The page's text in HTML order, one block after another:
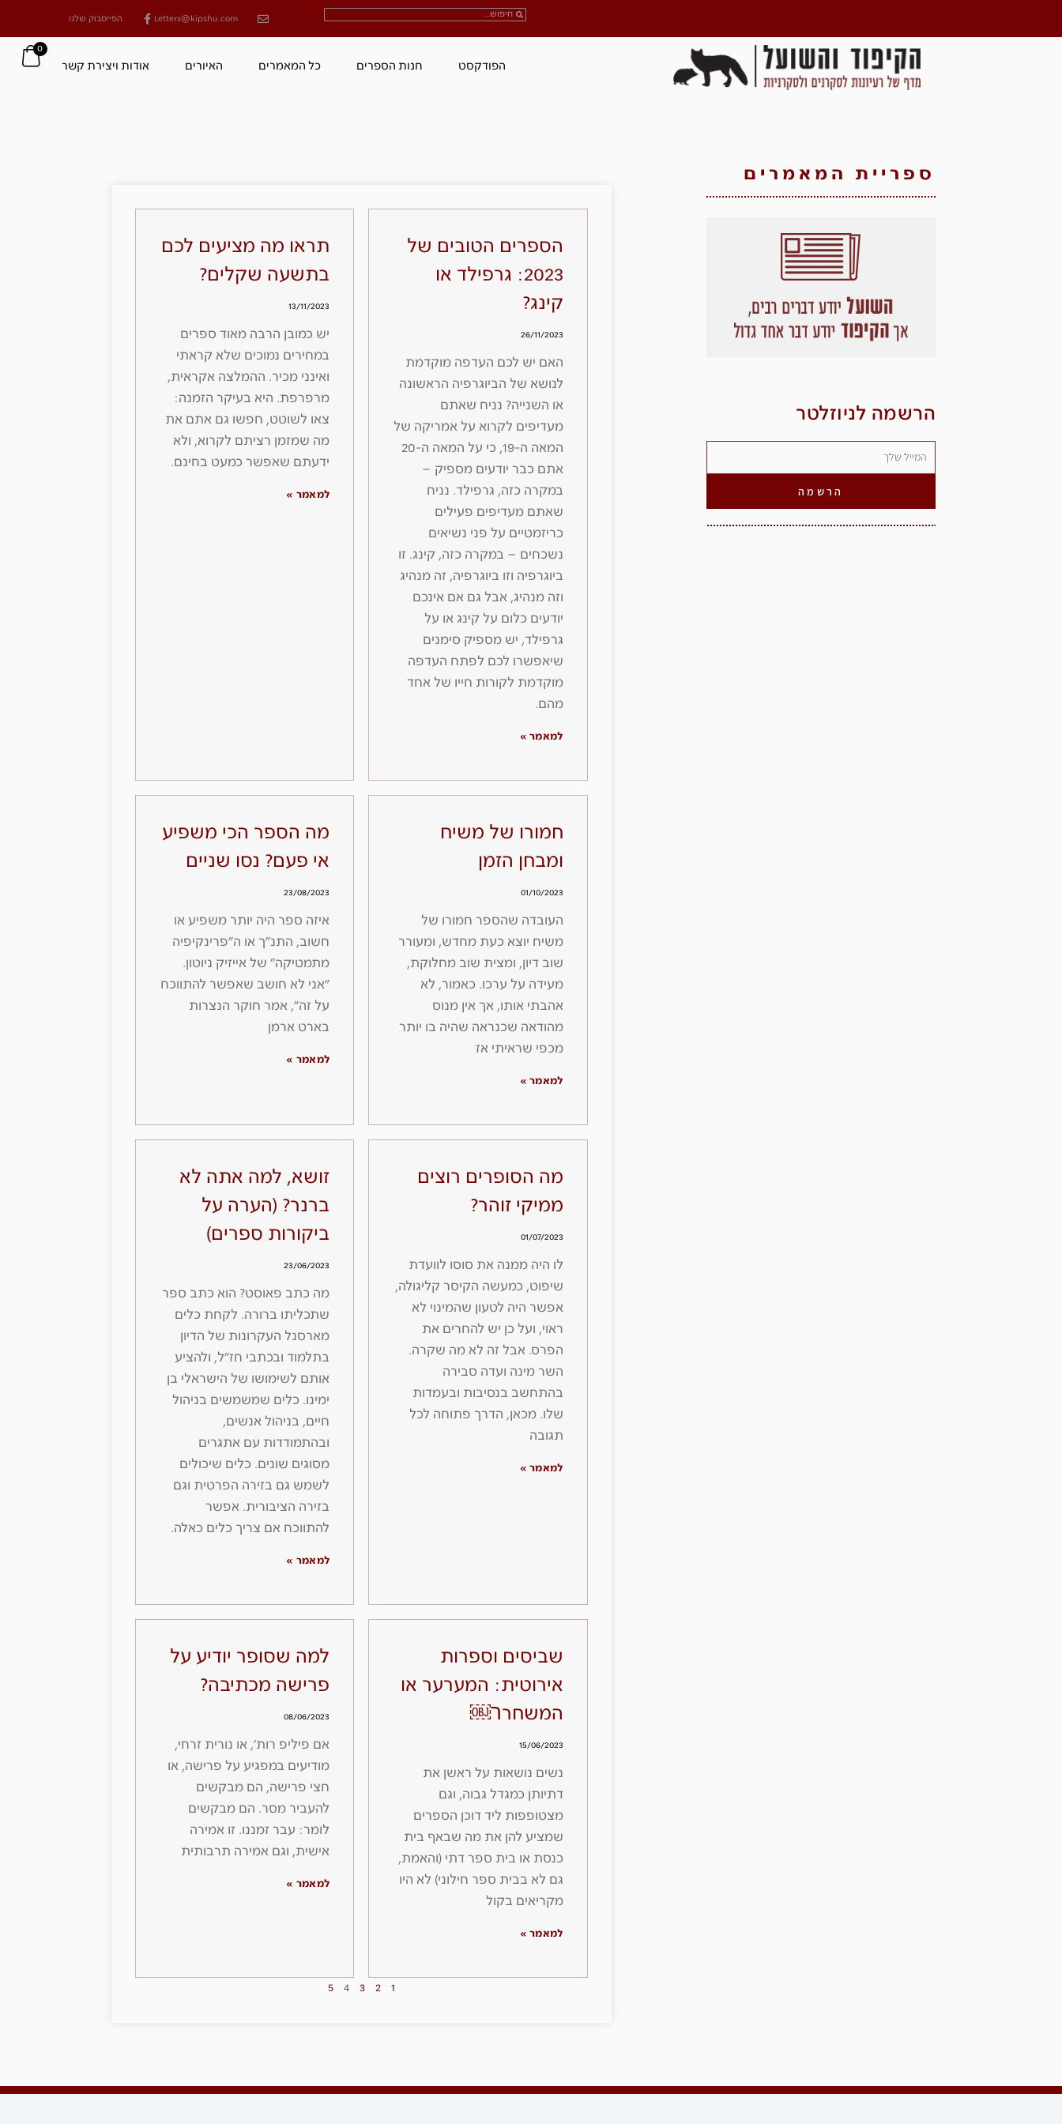
Letters@kipshu.com הפייסבוק שלנו
הפודקסט חנות הספרים כל המאמרים האיורים אודות ויצירת קשר
0
ספריית המאמרים
הרשמה לניוזלטר
הרשמה
הספרים הטובים של
2023: גרפילד או
קינג?
26/11/2023
האם יש לכם העדפה מוקדמת
לנושא של הביוגרפיה הראשונה
או השנייה? נניח שאתם
מעדיפים לקרוא על אמריקה של
המאה ה-19, כי על המאה ה-20
אתם כבר יודעים מספיק –
במקרה כזה, גרפילד. נניח
שאתם מעדיפים פעילים
כריזמטיים על פני נשיאים
נשכחים – במקרה כזה, קינג. זו
ביוגרפיה וזו ביוגרפיה, זה מנהיג
וזה מנהיג, אבל גם אם אינכם
יודעים כלום על קינג או על
גרפילד, יש מספיק סימנים
שיאפשרו לכם לפתח העדפה
מוקדמת לקורות חייו של אחד
מהם.
למאמר »
תראו מה מציעים לכם
בתשעה שקלים?
13/11/2023
יש כמובן הרבה מאוד ספרים
במחירים נמוכים שלא קראתי
ואינני מכיר. ההמלצה אקראית,
מרפרפת. היא בעיקר הזמנה:
צאו לשוטט, חפשו גם אתם את
מה שמזמן רציתם לקרוא, ולא
ידעתם שאפשר כמעט בחינם.
למאמר »
חמורו של משיח
ומבחן הזמן
01/10/2023
העובדה שהספר חמורו של
משיח יוצא כעת מחדש, ומעורר
שוב דיון, ומצית שוב מחלוקת,
מעידה על ערכו. כאמור, לא
אהבתי אותו, אך אין מנוס
מהודאה שכנראה שהיה בו יותר
מכפי שראיתי אז
למאמר »
מה הספר הכי משפיע
אי פעם? נסו שניים
23/08/2023
איזה ספר היה יותר משפיע או
חשוב, התנ״ך או ה״פרינקיפיה
מתמטיקה״ של אייזיק ניוטון.
״אני לא חושב שאפשר להתווכח
על זה״, אמר חוקר הנצרות
בארט ארמן
למאמר »
מה הסופרים רוצים
ממיקי זוהר?
01/07/2023
לו היה ממנה את סוסו לוועדת
שיפוט, כמעשה הקיסר קליגולה,
אפשר היה לטעון שהמינוי לא
ראוי, ועל כן יש להחרים את
הפרס. אבל זה לא מה שקרה.
השר מינה ועדה סבירה
בהתחשב בנסיבות ובעמדות
שלו. מכאן, הדרך פתוחה לכל
תגובה
למאמר »
זושא, למה אתה לא
ברנר? (הערה על
ביקורות ספרים)
23/06/2023
מה כתב פאוסט? הוא כתב ספר
שתכליתו ברורה. לקחת כלים
מארסנל העקרונות של הדיון
בתלמוד ובכתבי חז״ל, ולהציע
אותם לשימושו של הישראלי בן
ימינו. כלים שמשמשים בניהול
חיים, בניהול אנשים,
ובהתמודדות עם אתגרים
מסוגים שונים. כלים שיכולים
לשמש גם בזירה הפרטית וגם
בזירה הציבורית. אפשר
להתווכח אם צריך כלים כאלה.
למאמר »
שביסים וספרות
אירוטית: המערער או
המשחרר￼
15/06/2023
נשים נושאות על ראשן את
דתיותן כמגדל גבוה, וגם
מצטופפות ליד דוכן הספרים
שמציע להן את מה שבאף בית
כנסת או בית ספר דתי (והאמת,
גם לא בבית ספר חילוני) לא היו
מקריאים בקול
למאמר »
למה שסופר יודיע על
פרישה מכתיבה?
08/06/2023
אם פיליפ רות׳, או נורית זרחי,
מודיעים במפגיע על פרישה, או
חצי פרישה, הם מבקשים
להעביר מסר. הם מבקשים
לומר: עבר זמננו. זו אמירה
אישית, וגם אמירה תרבותית
למאמר »
1
2
3
4
5